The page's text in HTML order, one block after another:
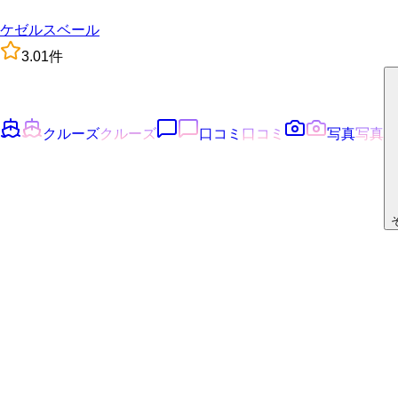
ケゼルスベール
3.01件
クルーズクルーズ 口コミ 口コミ 写真写真